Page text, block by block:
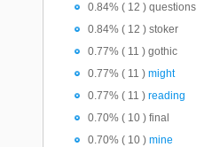
0.84% ( 12 ) questions
0.84% ( 12 ) stoker
0.77% ( 11 ) gothic
0.77% ( 11 )might
0.77% ( 11 )reading
0.70% ( 10 ) final
0.70% ( 10 )mine